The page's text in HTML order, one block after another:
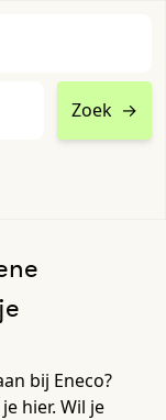
Zoek →
bij Eneco?
hier. Wil je